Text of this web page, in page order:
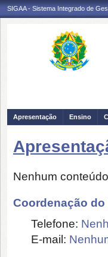
SIGAA - Sistema Integrado de
Apresentação Ensino
Nenhum
Coordenação do
Telefone:
E-mail: